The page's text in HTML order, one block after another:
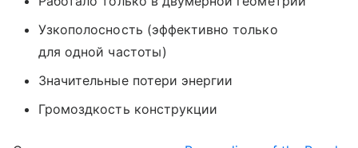
Узкополосность (эффективно только
для одной частоты)
Значительные потери энергии
Громоздкость конструкции